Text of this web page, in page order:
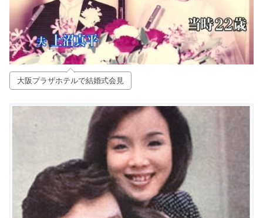
大阪プラザホテルで結婚式会見